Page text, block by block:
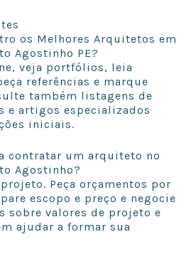
os Melhores Arquitetos em
Agostinho PE?
veja portfólios, leia
referências e marque
também listagens de
e artigos especializados
iniciais.
contratar um arquiteto no
Agostinho?
Peça orçamentos por
escopo e preço e negocie
sobre valores de projeto e
ajudar a formar sua